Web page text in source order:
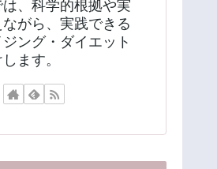
、科学的根拠や実
がら、実践できる
ング・ダイエット
ます。